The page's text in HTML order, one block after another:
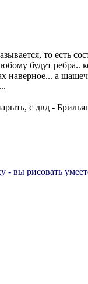
то есть
будут ребра..
наверное... а
с двд -
- вы рисовать